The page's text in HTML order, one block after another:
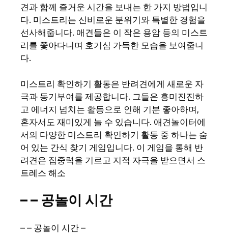
견과 함께 즐거운 시간을 보내는 한 가지 방법입니
다. 미스트리는 신비로운 분위기와 특별한 경험을
선사해줍니다. 애견들은 이 작은 용암 등의 미스트
리를 쫓아다니며 호기심 가득한 모습을 보여줍니
다.
미스트리 확인하기 활동은 반려견에게 새로운 자
극과 동기부여를 제공합니다. 그들은 흥미진진하
고 에너지 넘치는 활동으로 인해 기분 좋아하며,
혼자서도 재미있게 놀 수 있습니다. 애견놀이터에
서의 다양한 미스트리 확인하기 활동 중 하나는 숨
어 있는 간식 찾기 게임입니다. 이 게임을 통해 반
려견은 집중력을 기르고 지적 자극을 받으면서 스
트레스 해소
– – 공놀이 시간
– – 공놀이 시간 –